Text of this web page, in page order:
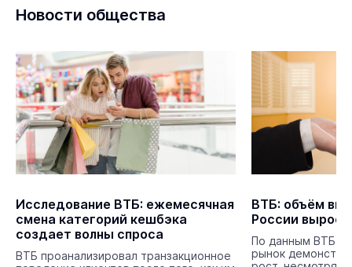
Новости общества
Исследование ВТБ: ежемесячная
смена категорий кешбэка
создает волны спроса
ВТБ проанализировал транзакционное
ВТБ: объём
России вырос
По данным ВТБ,
рынок